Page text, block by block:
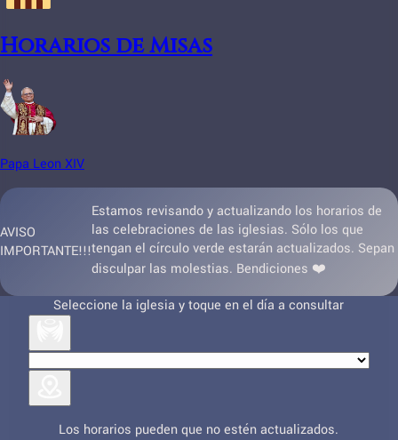
Horarios de Misas
Papa Leon XIV
AVISO
IMPORTANTE!!!
Estamos revisando y actualizando los horarios de
las celebraciones de las iglesias. Sólo los que
tengan el círculo verde estarán actualizados. Sepan
disculpar las molestias. Bendiciones ❤️
Seleccione la iglesia y toque en el día a consultar
Los horarios pueden que no estén actualizados.